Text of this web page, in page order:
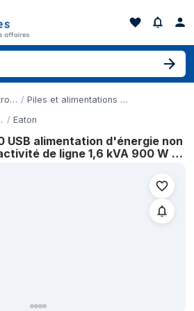
Informatique & électronique
Piles et alimentations électriques
Eaton
USB alimentation d'énergie non
de ligne 1,6 kVA 900 W 6
5E Gen2 1600 USB alimentation
Date